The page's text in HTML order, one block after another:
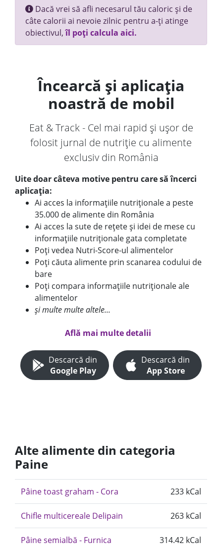
Dacă vrei să afli necesarul tău caloric și de
câte calorii ai nevoie zilnic pentru a-ți atinge
obiectivul,îl poți calcula aici.
Încearcă și aplicația
noastră de mobil
Eat & Track - Cel mai rapid și ușor de
folosit jurnal de nutriție cu alimente
exclusiv din România
Uite doar câteva motive pentru care să încerci
aplicația:
Ai acces la informațiile nutriționale a peste
35.000 de alimente din România
Ai acces la sute de rețete și idei de mese cu
informațiile nutriționale gata completate
Poți vedea Nutri-Score-ul alimentelor
Poți căuta alimente prin scanarea codului de
bare
Poți compara informațiile nutriționale ale
alimentelor
și multe multe altele...
Află mai multe detalii
Descarcă din
Google Play
Descarcă din
App Store
Alte alimente din categoria
Paine
Pâine toast graham - Cora 233 kCal
Chifle multicereale Delipain 263 kCal
Pâine semialbă - Furnica 314.42 kCal